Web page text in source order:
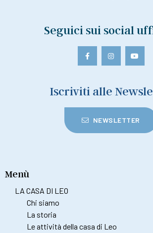
Seguici sui social
Iscriviti alle
NEWSLETTER
Menù
LA CASA DI LEO
Chi siamo
La storia
Le attività della casa di Leo